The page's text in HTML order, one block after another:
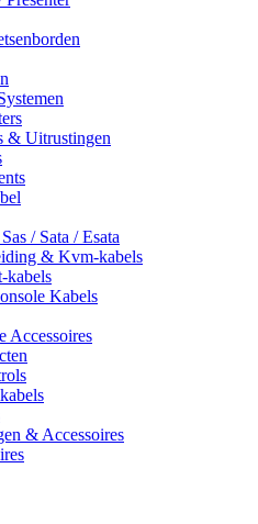
& Uitrustingen
/ Sata / Esata
& Kvm-kabels
kabels
Kabels
Accessoires
& Accessoires